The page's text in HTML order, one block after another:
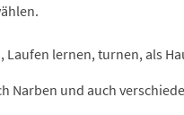
Laufen lernen, turnen, als
Narben und auch